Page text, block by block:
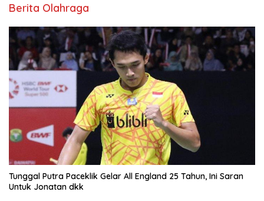
Berita Olahraga
Tunggal Putra Paceklik Gelar All England 25 Tahun, Ini Saran
Untuk Jonatan dkk